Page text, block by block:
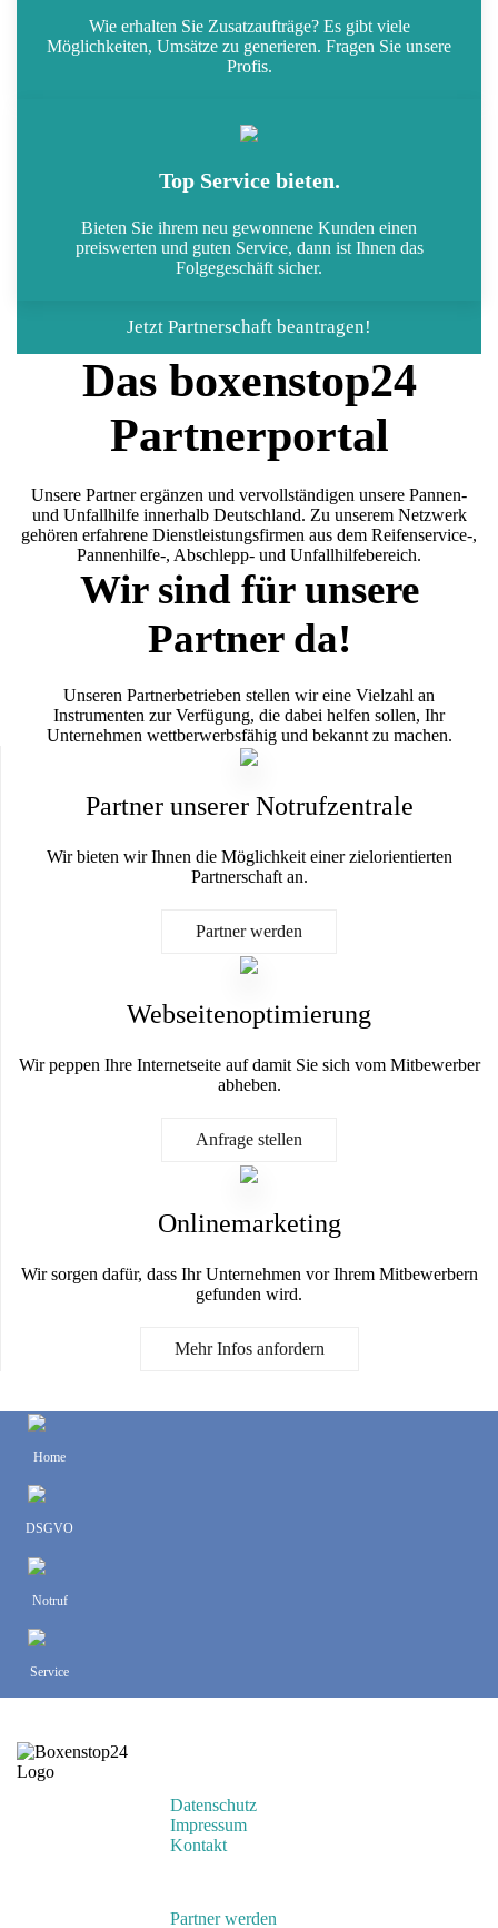
Wie erhalten Sie Zusatzaufträge? Es gibt viele
Möglichkeiten, Umsätze zu generieren. Fragen Sie unsere
Profis.
Top Service bieten.
Bieten Sie ihrem neu gewonnene Kunden einen
preiswerten und guten Service, dann ist Ihnen das
Folgegeschäft sicher.
Jetzt Partnerschaft beantragen!
Das boxenstop24
Partnerportal
Unsere Partner ergänzen und vervollständigen unsere Pannen-
und Unfallhilfe innerhalb Deutschland. Zu unserem Netzwerk
gehören erfahrene Dienstleistungsfirmen aus dem Reifenservice-,
Pannenhilfe-, Abschlepp- und Unfallhilfebereich.
Wir sind für unsere
Partner da!
Unseren Partnerbetrieben stellen wir eine Vielzahl an
Instrumenten zur Verfügung, die dabei helfen sollen, Ihr
Unternehmen wettberwerbsfähig und bekannt zu machen.
Partner unserer Notrufzentrale
Wir bieten wir Ihnen die Möglichkeit einer zielorientierten
Partnerschaft an.
Partner werden
Webseitenoptimierung
Wir peppen Ihre Internetseite auf damit Sie sich vom Mitbewerber
abheben.
Anfrage stellen
Onlinemarketing
Wir sorgen dafür, dass Ihr Unternehmen vor Ihrem Mitbewerbern
gefunden wird.
Mehr Infos anfordern
Home
DSGVO
Notruf
Service
Datenschutz
Impressum
Kontakt
Partner werden